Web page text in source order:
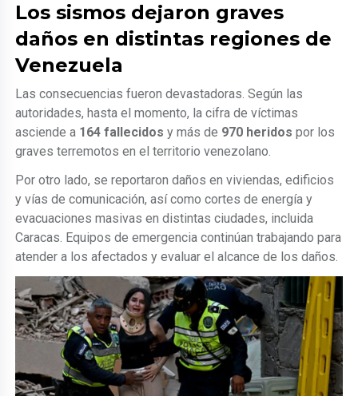
Los sismos dejaron graves
daños en distintas regiones de
Venezuela
Las consecuencias fueron devastadoras. Según las
autoridades, hasta el momento, la cifra de víctimas
asciende a 164 fallecidos y más de 970 heridos por los
graves terremotos en el territorio venezolano.
Por otro lado, se reportaron daños en viviendas, edificios
y vías de comunicación, así como cortes de energía y
evacuaciones masivas en distintas ciudades, incluida
Caracas. Equipos de emergencia continúan trabajando para
atender a los afectados y evaluar el alcance de los daños.